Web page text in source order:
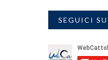
SEGUICI SU